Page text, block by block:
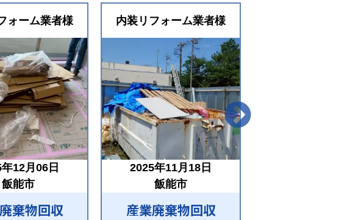
ォーム業者様
12月06日
飯能市
棄物回収
内装リフォーム業者様
2025年11月18日
飯能市
産業廃棄物回収